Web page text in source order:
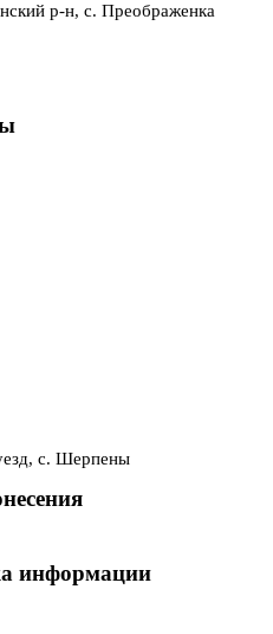
р-н, с. Преображенка
с. Шерпены
информации